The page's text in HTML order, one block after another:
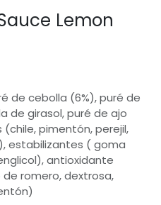
Lemon
de cebolla (6%), puré de
de girasol, puré de ajo
(chile, pimentón, perejil,
estabilizantes ( goma
antioxidante
romero, dextrosa,